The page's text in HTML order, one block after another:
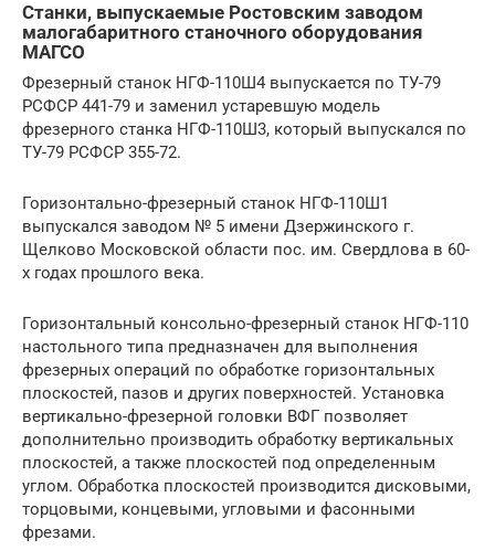
Станки, выпускаемые Ростовским заводом
малогабаритного станочного оборудования
МАГСО
Фрезерный станок НГФ-110Ш4 выпускается по ТУ-79
РСФСР 441-79 и заменил устаревшую модель
фрезерного станка НГФ-110Ш3, который выпускался по
ТУ-79 РСФСР 355-72.
Горизонтально-фрезерный станок НГФ-110Ш1
выпускался заводом № 5 имени Дзержинского г.
Щелково Московской области пос. им. Свердлова в 60-
х годах прошлого века.
Горизонтальный консольно-фрезерный станок НГФ-110
настольного типа предназначен для выполнения
фрезерных операций по обработке горизонтальных
плоскостей, пазов и других поверхностей. Установка
вертикально-фрезерной головки ВФГ позволяет
дополнительно производить обработку вертикальных
плоскостей, а также плоскостей под определенным
углом. Обработка плоскостей производится дисковыми,
торцовыми, концевыми, угловыми и фасонными
фрезами.